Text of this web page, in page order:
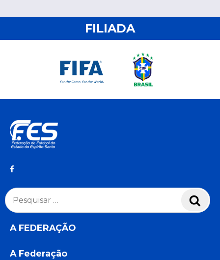
FILIADA
Pesquisar
por:
A FEDERAÇÃO
A Federação